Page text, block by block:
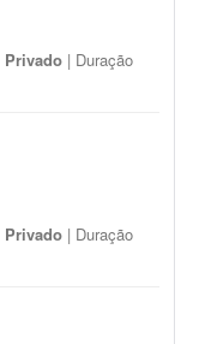
Privado | Duração
Privado | Duração